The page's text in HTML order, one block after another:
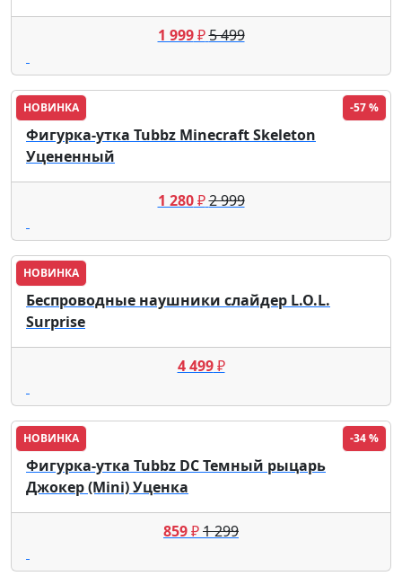
1 999₽5 499
НОВИНКА -57 %
Фигурка-утка Tubbz Minecraft Skeleton
Уцененный
1 280₽2 999
НОВИНКА
Беспроводные наушники слайдер L.O.L.
Surprise
4 499₽
НОВИНКА -34 %
Фигурка-утка Tubbz DC Темный рыцарь
Джокер (Mini) Уценка
859₽1 299